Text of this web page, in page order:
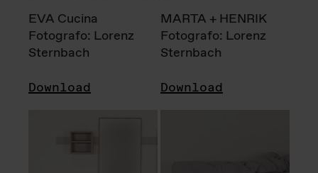
EVA Cucina
Fotografo: Lorenz
Sternbach
Download
MARTA + HENRIK
Fotografo: Lorenz
Sternbach
Download